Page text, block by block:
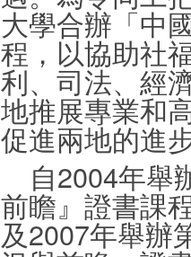
大學合辦「中
程，以協助社
利、司法、經
地推展專業和
促進兩地的進
自2004年舉
前瞻』證書課
及2007年舉辦